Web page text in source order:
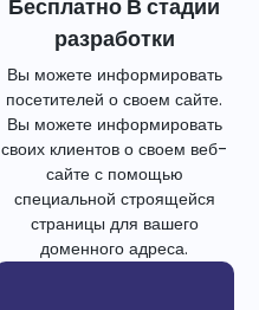
Бесплатно В стадии
разработки
Вы можете информировать
посетителей о своем сайте.
Вы можете информировать
своих клиентов о своем веб-
сайте с помощью
специальной строящейся
страницы для вашего
доменного адреса.